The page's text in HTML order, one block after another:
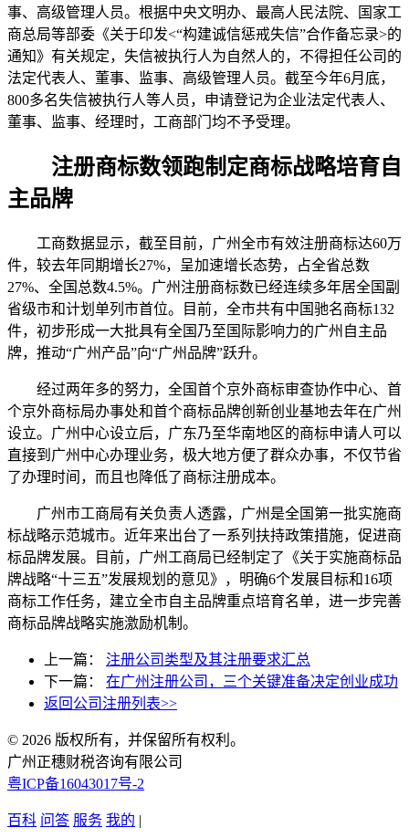
事、高级管理人员。根据中央文明办、最高人民法院、国家工
商总局等部委《关于印发<“构建诚信惩戒失信”合作备忘录>的
通知》有关规定，失信被执行人为自然人的，不得担任公司的
法定代表人、董事、监事、高级管理人员。截至今年6月底，
800多名失信被执行人等人员，申请登记为企业法定代表人、
董事、监事、经理时，工商部门均不予受理。
注册商标数领跑制定商标战略培育自
主品牌
工商数据显示，截至目前，广州全市有效注册商标达60万
件，较去年同期增长27%，呈加速增长态势，占全省总数
27%、全国总数4.5%。广州注册商标数已经连续多年居全国副
省级市和计划单列市首位。目前，全市共有中国驰名商标132
件，初步形成一大批具有全国乃至国际影响力的广州自主品
牌，推动“广州产品”向“广州品牌”跃升。
经过两年多的努力，全国首个京外商标审查协作中心、首
个京外商标局办事处和首个商标品牌创新创业基地去年在广州
设立。广州中心设立后，广东乃至华南地区的商标申请人可以
直接到广州中心办理业务，极大地方便了群众办事，不仅节省
了办理时间，而且也降低了商标注册成本。
广州市工商局有关负责人透露，广州是全国第一批实施商
标战略示范城市。近年来出台了一系列扶持政策措施，促进商
标品牌发展。目前，广州工商局已经制定了《关于实施商标品
牌战略“十三五”发展规划的意见》，明确6个发展目标和16项
商标工作任务，建立全市自主品牌重点培育名单，进一步完善
商标品牌战略实施激励机制。
上一篇： 注册公司类型及其注册要求汇总
下一篇： 在广州注册公司，三个关键准备决定创业成功
返回公司注册列表>>
© 2026 版权所有，并保留所有权利。
广州正穗财税咨询有限公司
粤ICP备16043017号-2
百科 问答 服务 我的 |